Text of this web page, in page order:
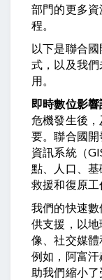
部門的更多
程。
以下是聯合
式，以及我
用。
即時數位影
危機發生後
要。聯合國
資訊系統（
點、人口、
救援和復原工
我們的快速
供支援，以
像、社交媒體
例如，阿富
助我們縮小了